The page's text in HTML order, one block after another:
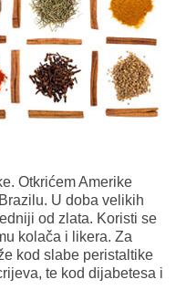
Otkrićem Amerike
U doba velikih
od zlata. Koristi se
kolača i likera. Za
kod slabe peristaltike
te kod dijabetesa i